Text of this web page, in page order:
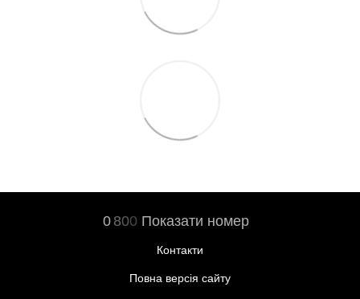
0 800 Показати номер
Контакти
Повна версія сайту